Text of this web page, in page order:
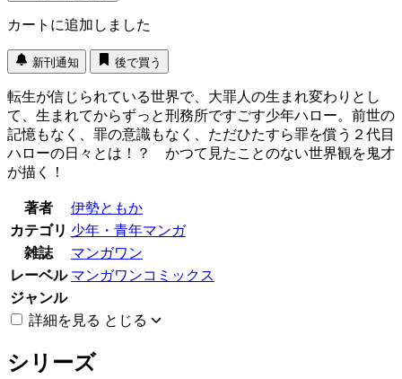
カートに追加しました
新刊通知 後で買う
転生が信じられている世界で、大罪人の生まれ変わりとし
て、生まれてからずっと刑務所ですごす少年ハロー。前世の
記憶もなく、罪の意識もなく、ただひたすら罪を償う２代目
ハローの日々とは！？ かつて見たことのない世界観を鬼才
が描く！
著者
伊勢ともか
カテゴリ 少年・青年マンガ
雑誌
マンガワン
レーベル マンガワンコミックス
ジャンル
詳細を見る とじる
シリーズ